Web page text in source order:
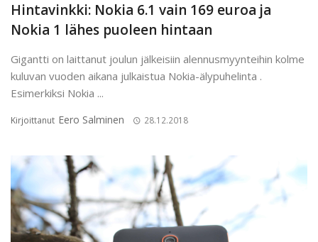
Hintavinkki: Nokia 6.1 vain 169 euroa ja
Nokia 1 lähes puoleen hintaan
Gigantti on laittanut joulun jälkeisiin alennusmyynteihin kolme
kuluvan vuoden aikana julkaistua Nokia-älypuhelinta .
Esimerkiksi Nokia ...
Kirjoittanut Eero Salminen 28.12.2018